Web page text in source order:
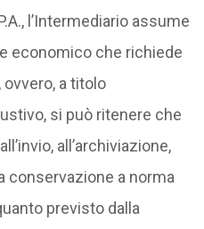
l’Intermediario assume
economico che richiede
a titolo
si può ritenere che
all’archiviazione,
conservazione a norma
previsto dalla